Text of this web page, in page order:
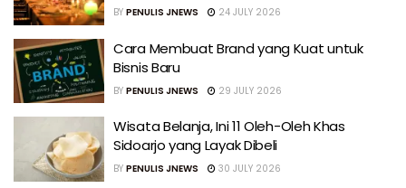
BY PENULIS JNEWS 24 JULY 2026
Cara Membuat Brand yang Kuat untuk
Bisnis Baru
BY PENULIS JNEWS 29 JULY 2026
Wisata Belanja, Ini 11 Oleh-Oleh Khas
Sidoarjo yang Layak Dibeli
BY PENULIS JNEWS 30 JULY 2026